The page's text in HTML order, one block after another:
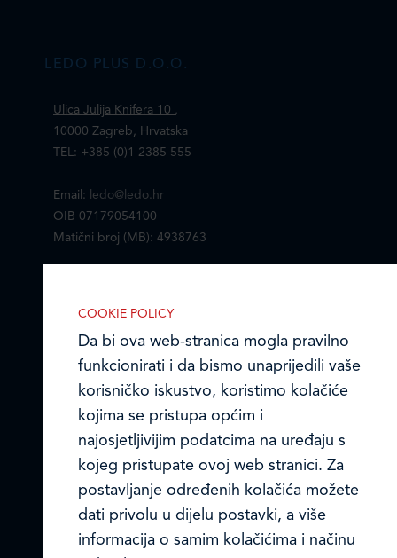
LEDO PLUS D.O.O.
Ulica Julija Knifera 10 ,
10000 Zagreb, Hrvatska
TEL: +385 (0)1 2385 555
Email:
ledo@ledo.hr
OIB 07179054100
Matični broj (MB): 4938763
Ledo u inozemstvu
Online formular
Obavijest o Privatnosti i Kolačići
Privacy notice and Cookies
© LEDO plus d.o.o. 2026.
COOKIE POLICY
Da bi ova web-stranica mogla pravilno
funkcionirati i da bismo unaprijedili vaše
korisničko iskustvo, koristimo kolačiće
kojima se pristupa općim i
najosjetljivijim podatcima na uređaju s
kojeg pristupate ovoj web stranici. Za
postavljanje određenih kolačića možete
dati privolu u dijelu postavki, a više
informacija o samim kolačićima i načinu
IZABERITE KOLAČIĆE NA STRANICI